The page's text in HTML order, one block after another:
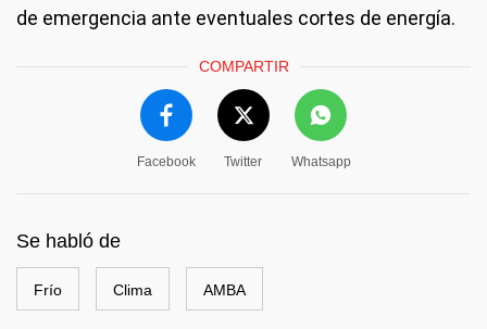
de emergencia ante eventuales cortes de energía.
COMPARTIR
Facebook Twitter Whatsapp
Se habló de
Frío Clima AMBA